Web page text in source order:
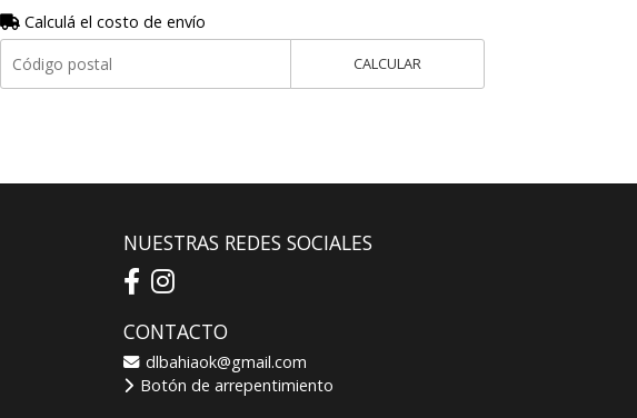
Calculá el costo de envío
CALCULAR
NUESTRAS REDES SOCIALES
CONTACTO
dlbahiaok@gmail.com
Botón de arrepentimiento